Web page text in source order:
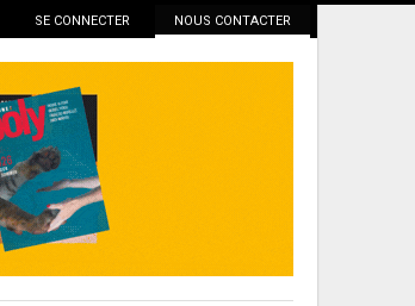
SE CONNECTER NOUS CONTACTER